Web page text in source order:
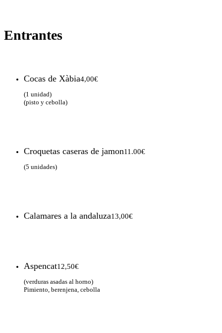
Entrantes
Cocas de Xàbia4,00€
(1 unidad)
(pisto y cebolla)
Croquetas caseras de jamon11.00€
(5 unidades)
Calamares a la andaluza13,00€
Aspencat12,50€
(verduras asadas al horno)
Pimiento, berenjena, cebolla